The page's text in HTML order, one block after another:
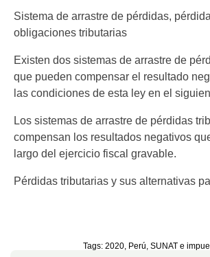
Sistema de arrastre de pérdidas,
obligaciones tributarias
Existen dos sistemas de arrastre de
que pueden compensar el resultado
las condiciones de esta ley en el
Los sistemas de arrastre de pérdidas
compensan los resultados negativos
largo del ejercicio fiscal gravable.
Pérdidas tributarias y sus alternativas
Tags: 2020, Perú, SUNAT e